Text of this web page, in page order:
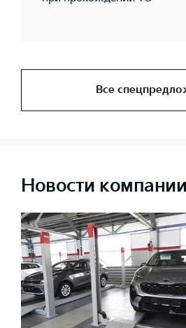
Все
Новости компании